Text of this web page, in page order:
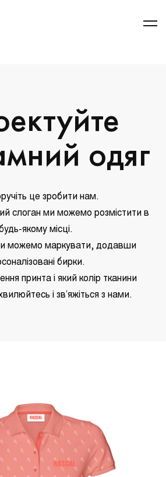
одяг
це зробити нам.
слоган ми можемо розмістити в
якому місці.
можемо маркувати, додавши
бирки.
принта і який колір тканини
і зв’яжіться з нами.